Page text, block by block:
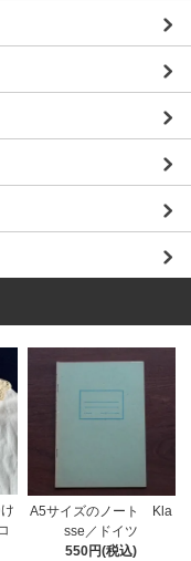
A5サイズのノート Kla
sse／ドイツ
550円(税込)